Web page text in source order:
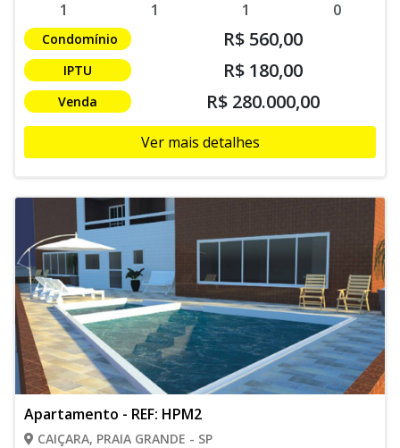
1 1 1 0
Condomínio R$ 560,00
IPTU R$ 180,00
Venda R$ 280.000,00
Ver mais detalhes
Apartamento - REF: HPM2
CAIÇARA, PRAIA GRANDE - SP